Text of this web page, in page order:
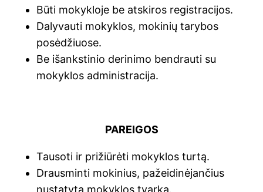
Būti mokykloje be atskiros registracijos.
Dalyvauti mokyklos, mokinių tarybos
posėdžiuose.
Be išankstinio derinimo bendrauti su
mokyklos administracija.
PAREIGOS
Tausoti ir prižiūrėti mokyklos turtą.
Drausminti mokinius, pažeidinėjančius
nustatytą mokyklos tvarką.